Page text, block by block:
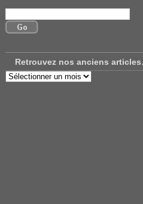
Retrouvez nos anciens
Retrouvez